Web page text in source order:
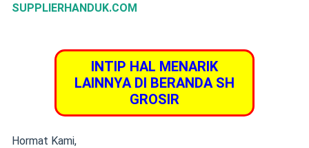
SUPPLIERHANDUK.COM
INTIP HAL MENARIK
LAINNYA DI BERANDA SH
GROSIR
Hormat Kami,